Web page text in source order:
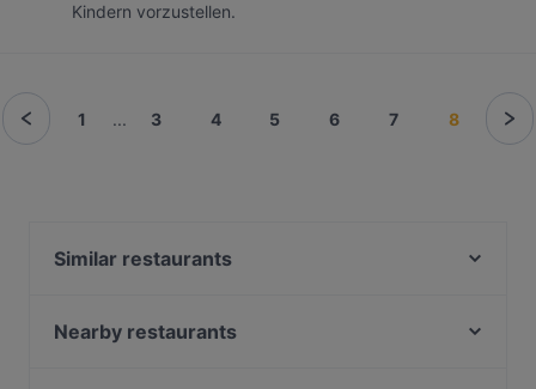
Kindern vorzustellen.
1 ... 3 4 5 6 7 8
Similar restaurants
Casbah
Nearby restaurants